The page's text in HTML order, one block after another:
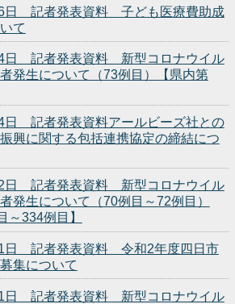
日 記者発表資料 子ども医療費助成
て
日 記者発表資料 新型コロナウイル
発生について（73例目）【県内第
日 記者発表資料アールビーズ社との
興に関する包括連携協定の締結につ
日 記者発表資料 新型コロナウイル
発生について（70例目～72例目）
～334例目】
日 記者発表資料 令和2年度四日市
集について
日 記者発表資料 新型コロナウイル